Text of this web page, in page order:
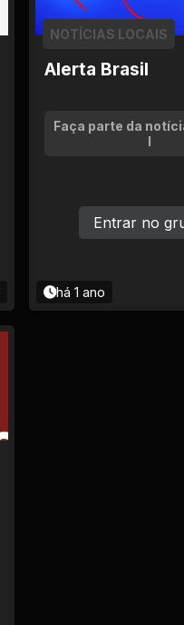
Alerta Brasil
NOTÍCIAS LOCAIS
Faça parte da
l
há 1 ano
Entrar no